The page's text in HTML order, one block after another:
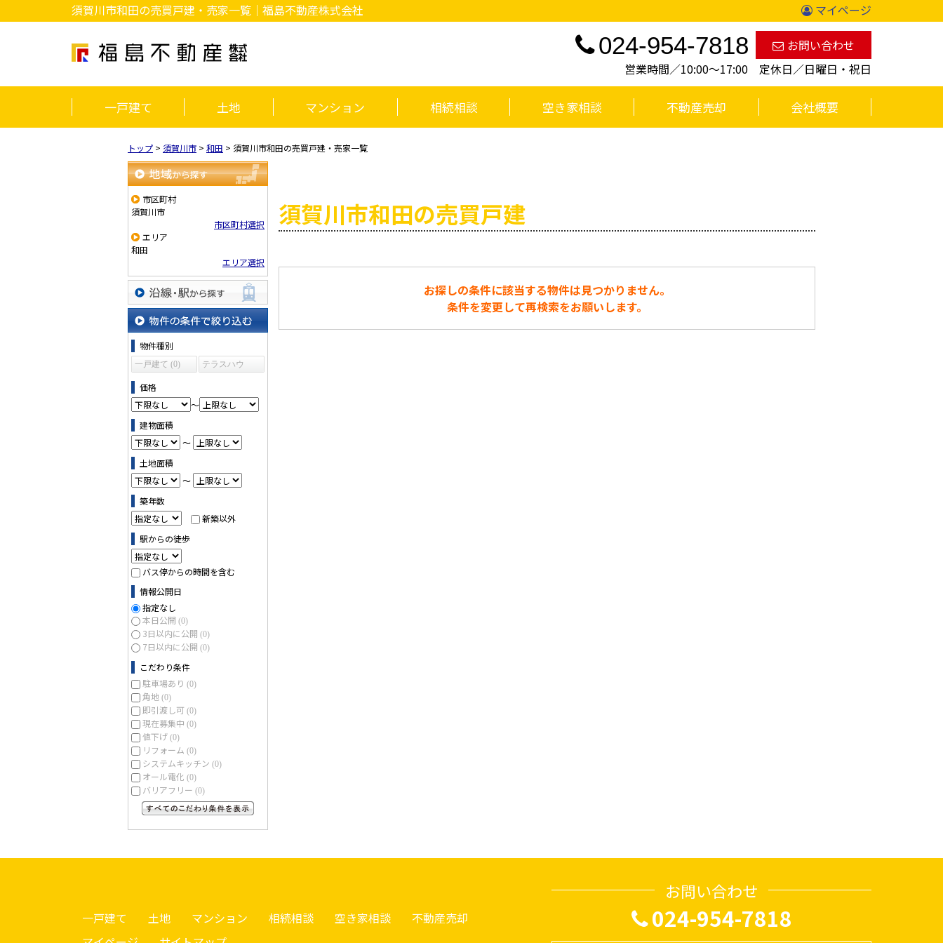
須賀川市和田の売買戸建・売家一覧｜福島不動産株式会社 マイページ
024-954-7818
お問い合わせ
営業時間／10:00〜17:00 定休日／日曜日・祝日
一戸建て 土地 マンション 相続相談 空き家相談 不動産売却 会社概要
トップ > 須賀川市 > 和田 > 須賀川市和田の売買戸建・売家一覧
地域から探す
市区町村
須賀川市
市区町村選択
エリア
和田
エリア選択
沿線・駅から探す
物件の条件で絞り込む
物件種別
一戸建て (0)
テラスハウ
価格
～
建物面積
～
土地面積
～
築年数
新築以外
駅からの徒歩
バス停からの時間を含む
情報公開日
指定なし
本日公開 (0)
3日以内に公開 (0)
7日以内に公開 (0)
こだわり条件
駐車場あり (0)
角地 (0)
即引渡し可 (0)
現在募集中 (0)
値下げ (0)
リフォーム (0)
システムキッチン (0)
オール電化 (0)
バリアフリー (0)
須賀川市和田の売買戸建
お探しの条件に該当する物件は見つかりません。
条件を変更して再検索をお願いします。
一戸建て 土地 マンション 相続相談 空き家相談
不動産売却
お問い合わせ
024-954-7818